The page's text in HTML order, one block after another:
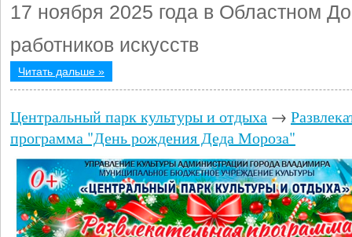
17 ноября 2025 года в Областном
работников искусств
Читать дальше »
Центральный парк культуры и отдыха →
программа "День рождения Деда Мороза"